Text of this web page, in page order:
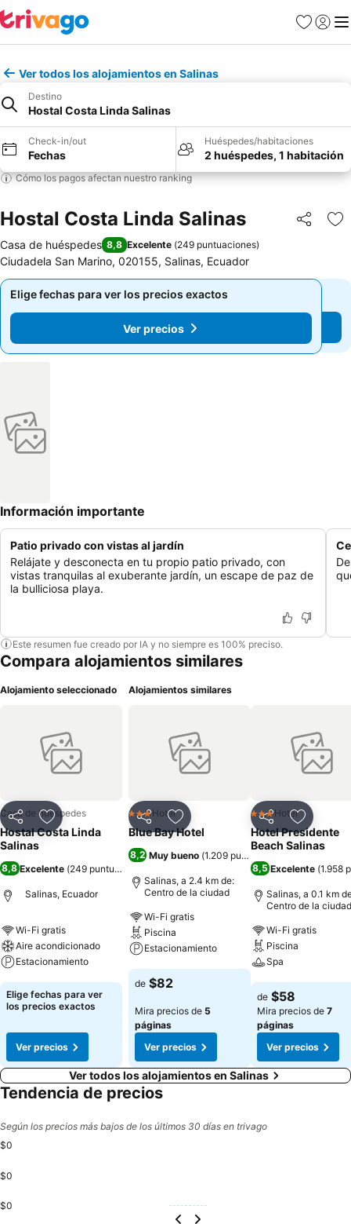
Favoritos
Iniciar
Ver todos los alojamientos en Salinas
Destino
Hostal Costa Linda Salinas
Check-in/out
Fechas
Huéspedes/habitaciones
2 huéspedes, 1 habitación
Cómo los pagos afectan nuestro ranking
Hostal Costa Linda Salinas Compartir
Casa de huéspedes 8,8 Excelente (249 puntuaciones)
Ciudadela San Marino, 020155, Salinas, Ecuador
Elige fechas para ver los precios exactos
Ver precios
Elige fechas para ver los precios exactos
Ver precios
Información importante
Patio privado con vistas al jardín
Relájate y desconecta en tu propio patio privado, con
vistas tranquilas al exuberante jardín, un escape de paz de
la bulliciosa playa.
Este resumen fue creado por IA y no siempre es 100% preciso.
Compara alojamientos similares
Alojamiento seleccionado
CompartirAgregar a favoritos
Casa de huéspedes
Hostal Costa Linda
Salinas
8,8Excelente (249 puntuaciones
Salinas, Ecuador
Wi-Fi gratis
Aire acondicionado
Estacionamiento
Ver precios
Elige fechas para ver
los precios exactos
Ver precios
Alojamientos similares
CompartirAgregar a favoritos
3 Estrellas
Hotel
Blue Bay Hotel
8,2 Muy bueno (1.209 puntuaciones
Salinas, a 2.4 km de:
Centro de la ciudad
Wi-Fi gratis
Piscina
Estacionamiento
Ver precios
de $82
Mira precios de 5
páginas
Ver precios
CompartirAgregar
3 Estrellas
Hotel
Hotel Presidente
Beach Salinas
8,5 Excelente (1.958
Salinas, a 0.1 km
Centro de la ciudad
Wi-Fi gratis
Piscina
Spa
Ver precios
de $58
Mira precios de 7
páginas
Ver precios
Ver todos los alojamientos en Salinas
Tendencia de precios
Según los precios más bajos de los últimos 30 días en trivago
$0
$0
$0